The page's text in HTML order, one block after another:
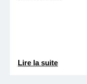
Lire la suite